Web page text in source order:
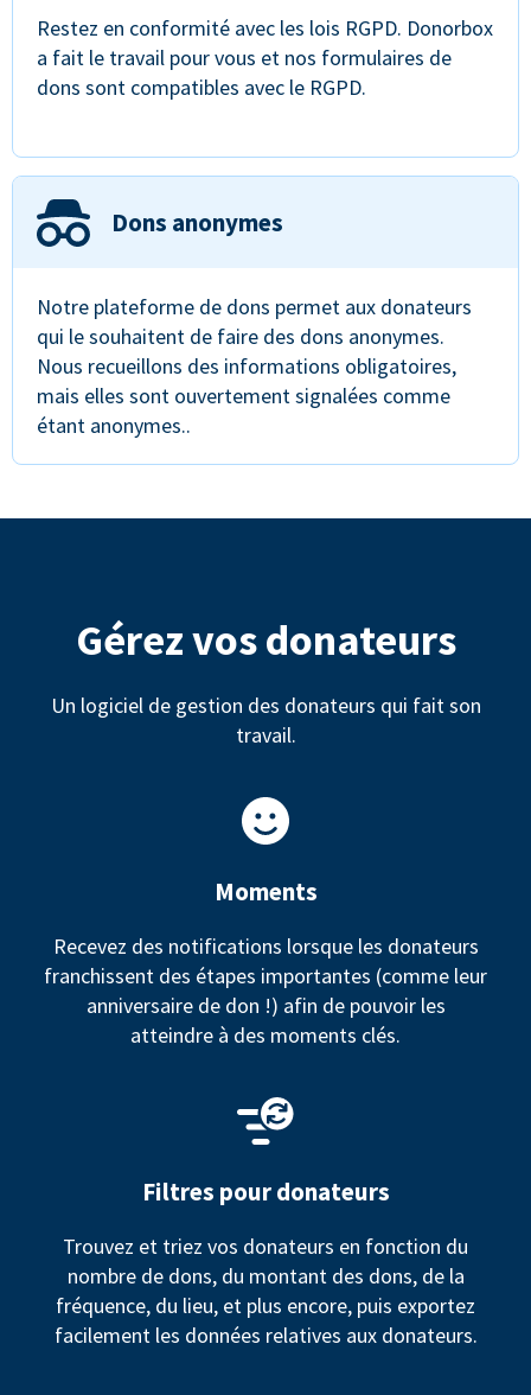
Restez en conformité avec les lois RGPD. Donorbox
a fait le travail pour vous et nos formulaires de
dons sont compatibles avec le RGPD.
Dons anonymes
Notre plateforme de dons permet aux donateurs
qui le souhaitent de faire des dons anonymes.
Nous recueillons des informations obligatoires,
mais elles sont ouvertement signalées comme
étant anonymes..
Gérez vos donateurs
Un logiciel de gestion des donateurs qui fait son
travail.
Moments
Recevez des notifications lorsque les donateurs
franchissent des étapes importantes (comme leur
anniversaire de don !) afin de pouvoir les
atteindre à des moments clés.
Filtres pour donateurs
Trouvez et triez vos donateurs en fonction du
nombre de dons, du montant des dons, de la
fréquence, du lieu, et plus encore, puis exportez
facilement les données relatives aux donateurs.